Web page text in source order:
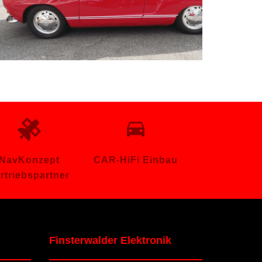
CAR-HiFi Einbau
Finsterwalder Elektronik